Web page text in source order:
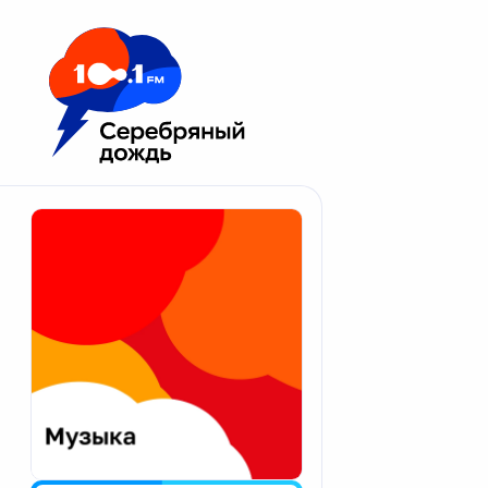
Москва 100.1 FM
Апатиты
Екатеринбург
Калининград
Калуга